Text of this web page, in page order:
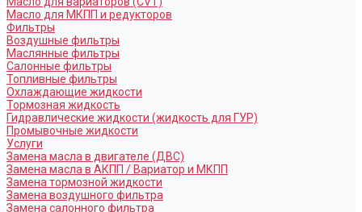
Масло для МКПП и редукторов
Фильтры
Воздушные фильтры
Маслянные фильтры
Салонные фильтры
Топливные фильтры
Охлаждающие жидкости
Тормозная жидкость
Гидравлические жидкости (жидкость для ГУР)
Промывочные жидкости
Услуги
Замена масла в двигателе (ДВС)
Замена масла в АКПП / Вариатор и МКПП
Замена тормозной жидкости
Замена воздушного фильтра
Замена салонного фильтра